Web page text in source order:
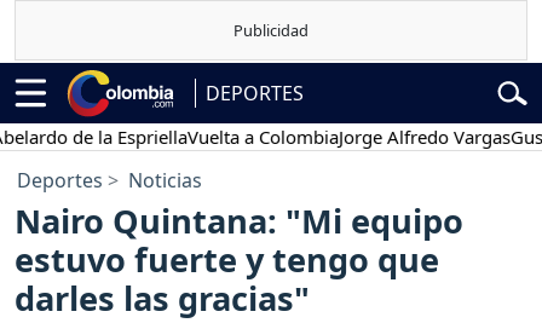
DEPORTES
de la EspriellaVuelta a ColombiaJorge Alfredo VargasGustavo
Deportes Noticias
Nairo Quintana: "Mi equipo
estuvo fuerte y tengo que
darles las gracias"